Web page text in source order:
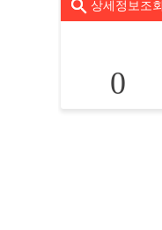
상세정보조회
0